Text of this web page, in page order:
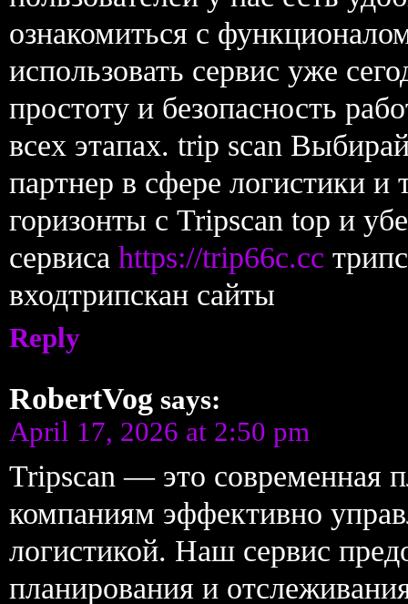
ознакомиться с
использовать сервис уже
простоту и безопасность
всех этапах. trip scan
партнер в сфере логистики
горизонты с Tripscan top и
сервиса https://trip66c.cc
входтрипскан сайты
Reply
RobertVog says:
April 17, 2026 at 2:50 pm
Tripscan — это современная
компаниям эффективно
логистикой. Наш сервис
планирования и